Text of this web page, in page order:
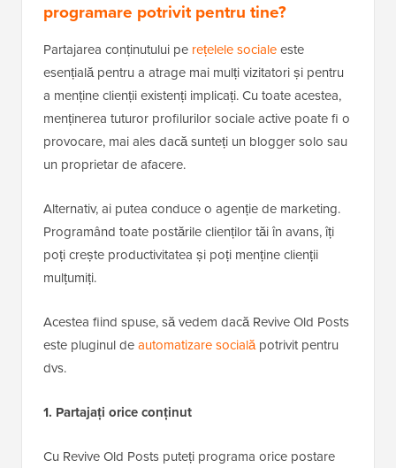
programare potrivit pentru tine?
Partajarea conținutului pe rețelele socialeeste
esențială pentru a atrage mai mulți vizitatori și pentru
a menține clienții existenți implicați. Cu toate acestea,
menținerea tuturor profilurilor sociale active poate fi o
provocare, mai ales dacă sunteți un blogger solo sau
un proprietar de afacere.
Alternativ, ai putea conduce o agenție de marketing.
Programând toate postările clienților tăi în avans, îți
poți crește productivitatea și poți menține clienții
mulțumiți.
Acestea fiind spuse, să vedem dacă Revive Old Posts
este pluginul deautomatizare socialăpotrivit pentru
dvs.
1. Partajați orice conținut
Cu Revive Old Posts puteți programa orice postare